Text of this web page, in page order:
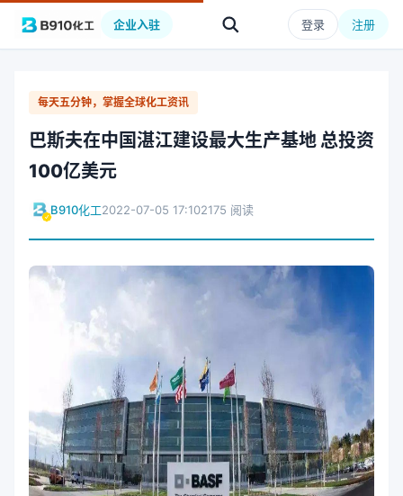
企业入驻 登录 注册
每天五分钟，掌握全球化工资讯
巴斯夫在中国湛江建设最大生产基地 总投资
100亿美元
B910化工2022-07-05 17:102175 阅读